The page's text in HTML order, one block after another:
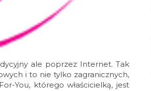
ale poprzez Internet. Tak
i to nie tylko zagranicznych,
You, którego właścicielką, jest